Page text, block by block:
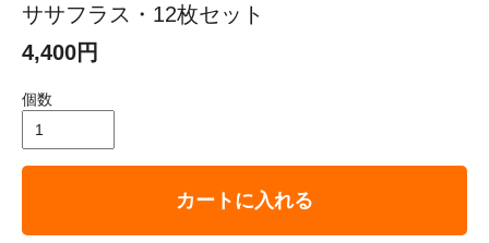
ササフラス・12枚セット
4,400円
個数
カートに入れる